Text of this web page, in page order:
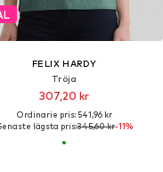
FELIX HARDY
Tröja
307,20 kr
Ordinarie pris: 541,96 kr
lägsta pris:345,60 kr-11%